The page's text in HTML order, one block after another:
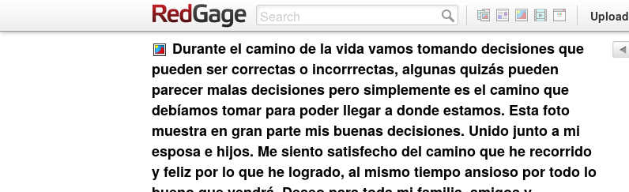
Upload
Durante el camino de la vida vamos tomando decisiones que
pueden ser correctas o incorrrectas, algunas quizás pueden
parecer malas decisiones pero simplemente es el camino que
debíamos tomar para poder llegar a donde estamos. Esta foto
muestra en gran parte mis buenas decisiones. Unido junto a mi
esposa e hijos. Me siento satisfecho del camino que he recorrido
y feliz por lo que he logrado, al mismo tiempo ansioso por todo lo